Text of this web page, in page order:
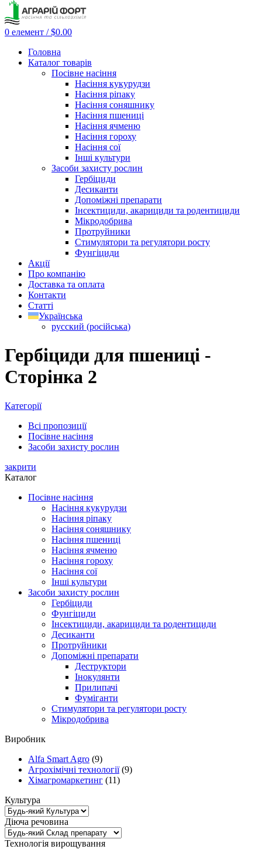
0 елемент / $0.00
Головна
Каталог товарів
Посівне насіння
Насіння кукурудзи
Насіння ріпаку
Насіння соняшнику
Насіння пшениці
Насіння ячменю
Насіння гороху
Насіння сої
Інші культури
Засоби захисту рослин
Гербіциди
Десиканти
Допоміжні препарати
Інсектициди, акарициди та родентициди
Мікродобрива
Протруйники
Стимулятори та регулятори росту
Фунгіциди
Акції
Про компанію
Доставка та оплата
Контакти
Статті
Українська
русский (російська)
Гербіциди для пшениці -
Сторінка 2
Категорії
Всі пропозиції
Посівне насіння
Засоби захисту рослин
закрити
Каталог
Посівне насіння
Насіння кукурудзи
Насіння ріпаку
Насіння соняшнику
Насіння пшениці
Насіння ячменю
Насіння гороху
Насіння сої
Інші культури
Засоби захисту рослин
Гербіциди
Фунгіциди
Інсектициди, акарициди та родентициди
Десиканти
Протруйники
Допоміжні препарати
Деструктори
Інокулянти
Прилипачі
Фуміганти
Стимулятори та регулятори росту
Мікродобрива
Виробник
Alfa Smart Agro (9)
Агрохімічні технології (9)
Хімагромаркетинг (11)
Культура
Діюча речовина
Технологія вирощування